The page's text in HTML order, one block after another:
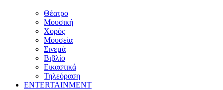
Θέατρο
Μουσική
Χορός
Μουσεία
Σινεμά
Βιβλίο
Εικαστικά
Τηλεόραση
ENTERTAINMENT